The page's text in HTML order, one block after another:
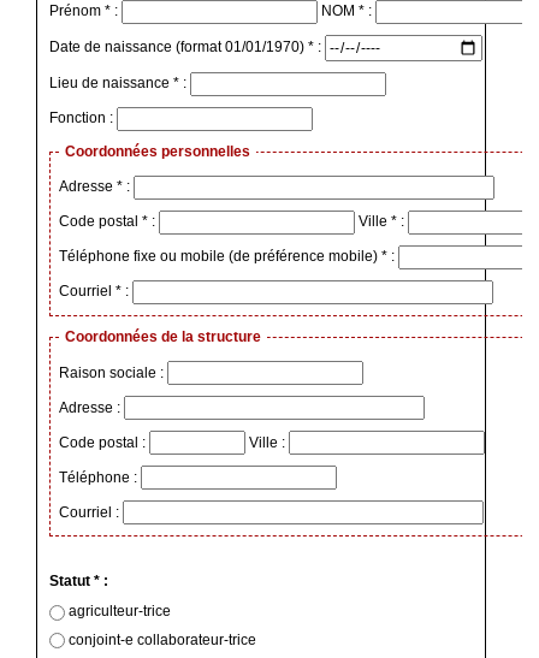
Prénom * : NOM * :
Date de naissance (format 01/01/1970) * :
Lieu de naissance * :
Fonction :
Coordonnées personnelles
Adresse * :
Code postal * : Ville * :
Téléphone fixe ou mobile (de préférence mobile) * :
Courriel * :
Coordonnées de la structure
Raison sociale :
Adresse :
Code postal : Ville :
Téléphone :
Courriel :
Statut * :
agriculteur-trice
conjoint-e collaborateur-trice